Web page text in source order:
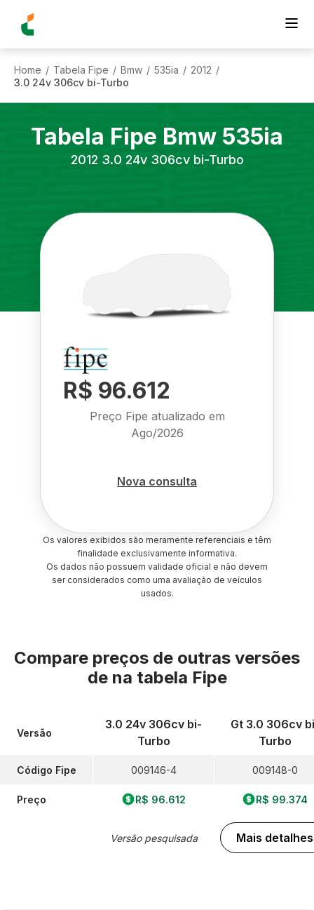
Home / Tabela Fipe / Bmw / 535ia / 2012 /
3.0 24v 306cv bi-Turbo
Tabela Fipe Bmw 535ia
2012 3.0 24v 306cv bi-Turbo
R$ 96.612
Preço Fipe atualizado em
Ago/2026
Nova consulta
Os valores exibidos são meramente referenciais e têm
finalidade exclusivamente informativa.
Os dados não possuem validade oficial e não devem
ser considerados como uma avaliação de veículos
usados.
Compare preços de outras versões
de na tabela Fipe
Versão
Código Fipe
Preço
3.0 24v 306cv bi-
Turbo
009146-4
R$ 96.612
Versão pesquisada
Gt 3.0 306cv
Turbo
009148-0
R$ 99.374
Mais detalhes